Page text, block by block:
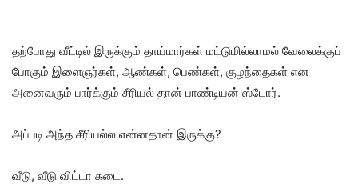
தற்போது வீட்டில் இருக்கும் தாய்மார்கள் மட்டுமில்லாமல் வேலைக்குப்
போகும் இளைஞர்கள், ஆண்கள், பெண்கள், குழந்தைகள் என
அனைவரும் பார்க்கும் சீரியல் தான் பாண்டியன் ஸ்டோர்.
அப்படி அந்த சீரியல்ல என்னதான் இருக்கு?
வீடு, வீடு விட்டா கடை.